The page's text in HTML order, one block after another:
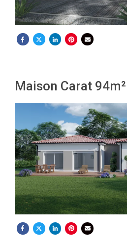
Maison Carat 94m²